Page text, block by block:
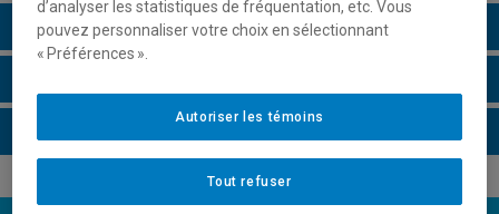
Horaire - Été 2026
d’analyser les statistiques de fréquentation, etc. Vous
pouvez personnaliser votre choix en sélectionnant
« Préférences ».
Tout refuser
Autoriser les témoins